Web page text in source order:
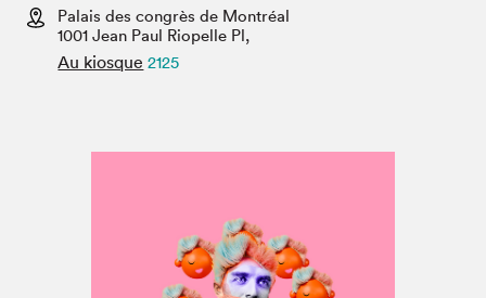
Espace médias
Palais des congrès de Montréal
1001 Jean Paul Riopelle Pl,
Au kiosque 2125